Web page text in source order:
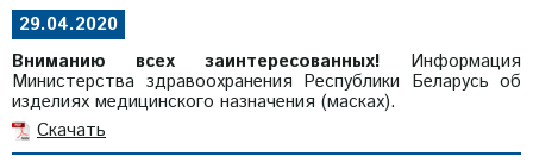
29.04.2020
Вниманию всех заинтересованных! Информация
Министерства здравоохранения Республики Беларусь об
изделиях медицинского назначения (масках).
Скачать